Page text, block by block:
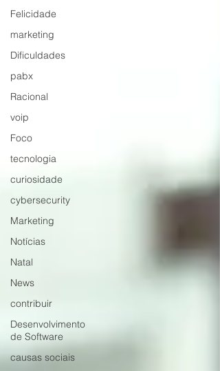
Felicidade
marketing
Dificuldades
pabx
Racional
voip
Foco
tecnologia
curiosidade
cybersecurity
Marketing
Notícias
Natal
News
contribuir
Desenvolvimento
de Software
causas sociais